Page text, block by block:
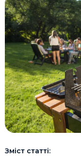
Зміст статті: